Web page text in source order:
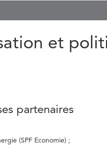
et
partenaires
(SPF Economie) ;